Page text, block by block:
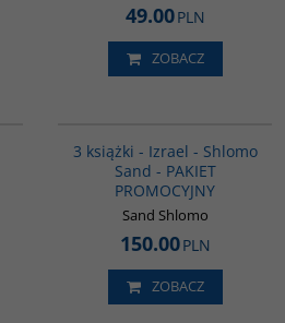
49.00PLN
ZOBACZ
3 książki - Izrael - Shlomo
Sand - PAKIET
PROMOCYJNY
Sand Shlomo
150.00PLN
ZOBACZ